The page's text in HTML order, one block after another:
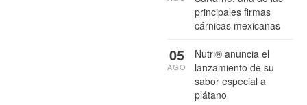
principales firmas
cárnicas mexicanas
Nutri® anuncia el
lanzamiento de su
sabor especial a
plátano
05
AGO